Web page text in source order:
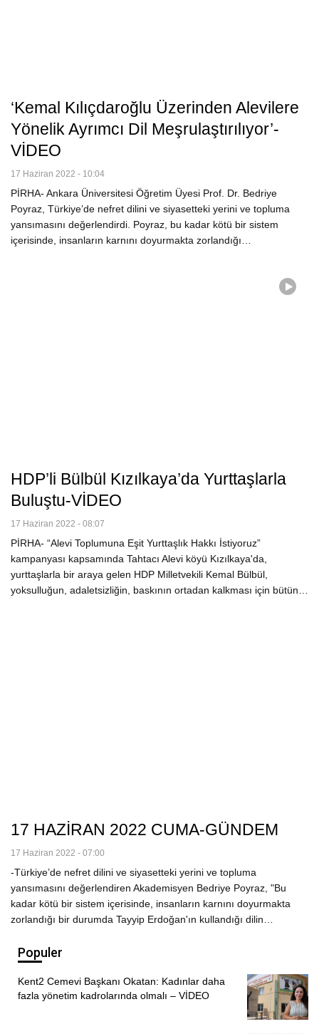
‘Kemal Kılıçdaroğlu Üzerinden Alevilere
Yönelik Ayrımcı Dil Meşrulaştırılıyor’-
VİDEO
17 Haziran 2022 - 10:04
PİRHA- Ankara Üniversitesi Öğretim Üyesi Prof. Dr. Bedriye
Poyraz, Türkiye’de nefret dilini ve siyasetteki yerini ve topluma
yansımasını değerlendirdi. Poyraz, bu kadar kötü bir sistem
içerisinde, insanların karnını doyurmakta zorlandığı…
HDP’li Bülbül Kızılkaya’da Yurttaşlarla
Buluştu-VİDEO
17 Haziran 2022 - 08:07
PİRHA- “Alevi Toplumuna Eşit Yurttaşlık Hakkı İstiyoruz”
kampanyası kapsamında Tahtacı Alevi köyü Kızılkaya'da,
yurttaşlarla bir araya gelen HDP Milletvekili Kemal Bülbül,
yoksulluğun, adaletsizliğin, baskının ortadan kalkması için bütün…
17 HAZİRAN 2022 CUMA-GÜNDEM
17 Haziran 2022 - 07:00
-Türkiye’de nefret dilini ve siyasetteki yerini ve topluma
yansımasını değerlendiren Akademisyen Bedriye Poyraz, "Bu
kadar kötü bir sistem içerisinde, insanların karnını doyurmakta
zorlandığı bir durumda Tayyip Erdoğan'ın kullandığı dilin…
Populer
Kent2 Cemevi Başkanı Okatan: Kadınlar daha
fazla yönetim kadrolarında olmalı – VİDEO